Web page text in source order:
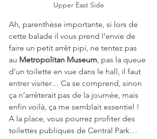
Upper East Side
Ah, parenthèse importante, si lors de
cette balade il vous prend l’envie de
faire un petit arrêt pipi, ne tentez pas
au Metropolitan Museum, pas la queue
d’un toilette en vue dans le hall, il faut
entrer visiter… Ca se comprend, sinon
ça n’arrêterait pas de la journée, mais
enfin voilà, ça me semblait essentiel !
A la place, vous pourrez profiter des
toilettes publiques de Central Park…